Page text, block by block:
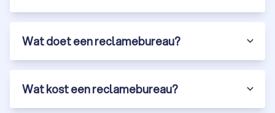
Wat doet een reclamebureau?
Wat kost een reclamebureau?